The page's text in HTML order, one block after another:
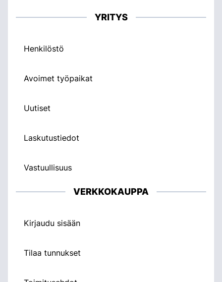
YRITYS
Henkilöstö
Avoimet työpaikat
Uutiset
Laskutustiedot
Vastuullisuus
VERKKOKAUPPA
Kirjaudu sisään
Tilaa tunnukset